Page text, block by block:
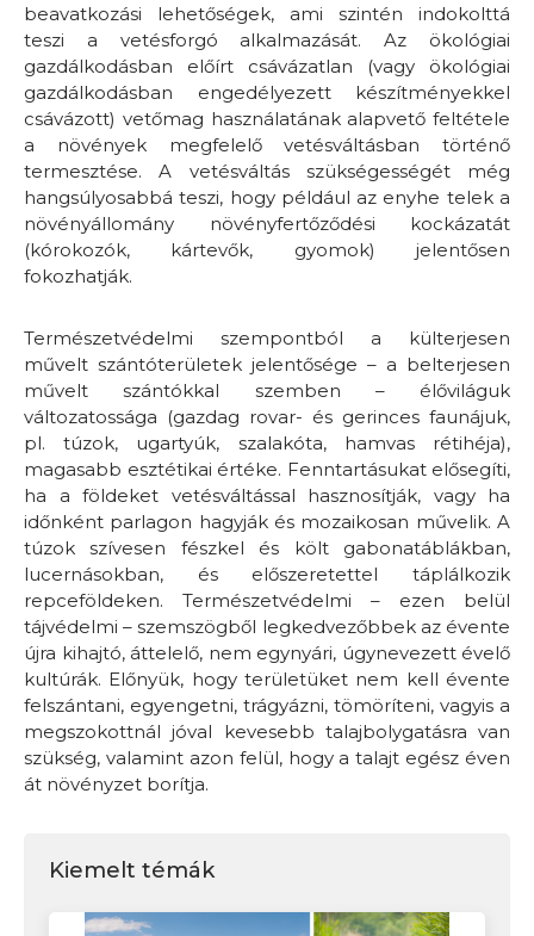
beavatkozási lehetőségek, ami szintén indokolttá
teszi a vetésforgó alkalmazását. Az ökológiai
gazdálkodásban előírt csávázatlan (vagy ökológiai
gazdálkodásban engedélyezett készítményekkel
csávázott) vetőmag használatának alapvető feltétele
a növények megfelelő vetésváltásban történő
termesztése. A vetésváltás szükségességét még
hangsúlyosabbá teszi, hogy például az enyhe telek a
növényállomány növényfertőződési kockázatát
(kórokozók, kártevők, gyomok) jelentősen
fokozhatják.
Természetvédelmi szempontból a külterjesen
művelt szántóterületek jelentősége – a belterjesen
művelt szántókkal szemben – élőviláguk
változatossága (gazdag rovar- és gerinces faunájuk,
pl. túzok, ugartyúk, szalakóta, hamvas rétihéja),
magasabb esztétikai értéke. Fenntartásukat elősegíti,
ha a földeket vetésváltással hasznosítják, vagy ha
időnként parlagon hagyják és mozaikosan művelik. A
túzok szívesen fészkel és költ gabonatáblákban,
lucernásokban, és előszeretettel táplálkozik
repceföldeken. Természetvédelmi – ezen belül
tájvédelmi – szemszögből legkedvezőbbek az évente
újra kihajtó, áttelelő, nem egynyári, úgynevezett évelő
kultúrák. Előnyük, hogy területüket nem kell évente
felszántani, egyengetni, trágyázni, tömöríteni, vagyis a
megszokottnál jóval kevesebb talajbolygatásra van
szükség, valamint azon felül, hogy a talajt egész éven
át növényzet borítja.
Kiemelt témák